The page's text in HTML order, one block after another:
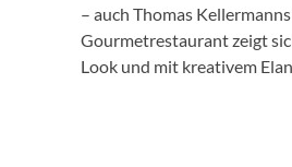
– auch Thomas Kellermanns
Gourmetrestaurant zeigt
Look und mit kreativem